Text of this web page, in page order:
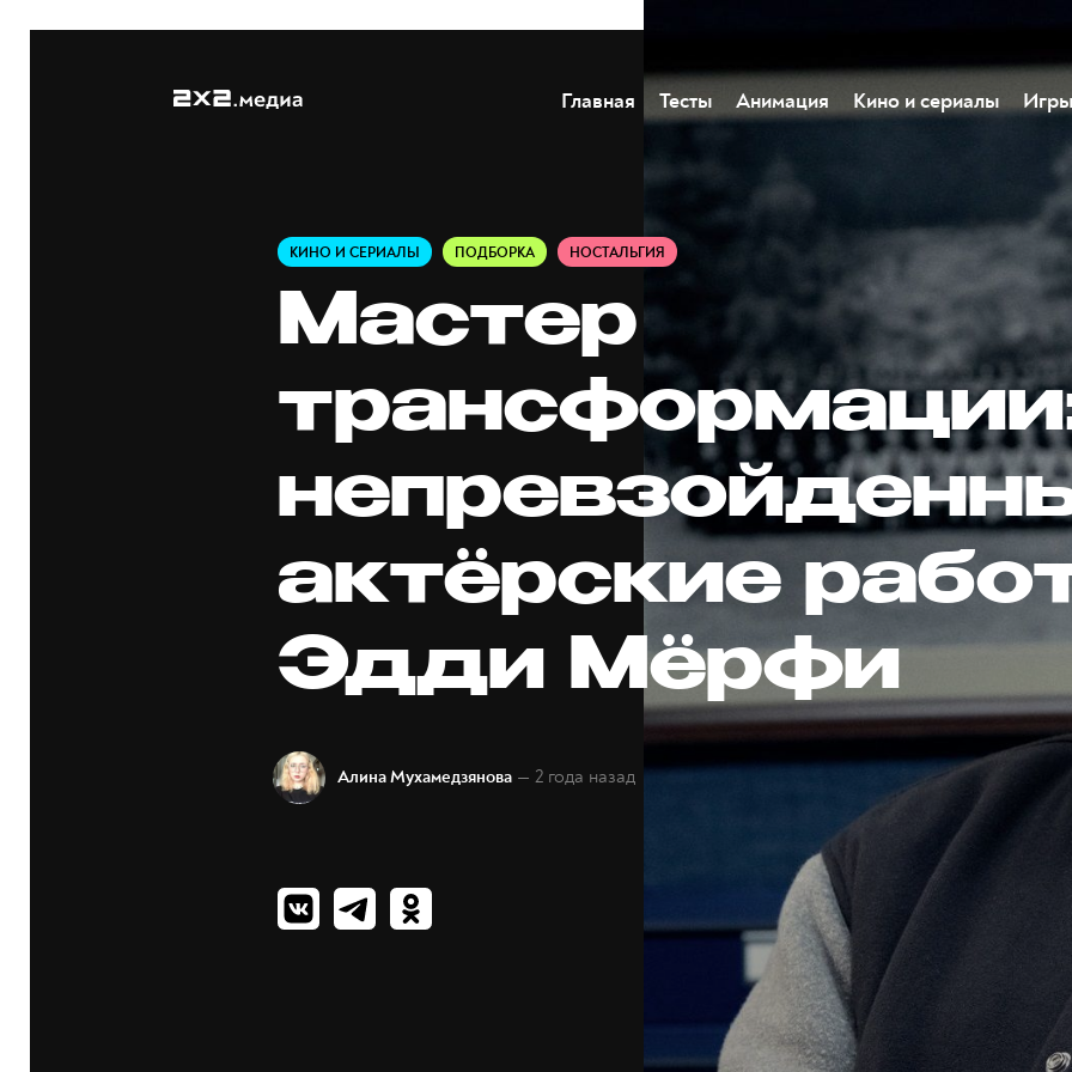
Главная Тесты Анимация Кино и сериалы Игры
КИНО И СЕРИАЛЫ ПОДБОРКА НОСТАЛЬГИЯ
Мастер
актёрские
Эдди Мёрфи
Алина Мухамедзянова — 2 года назад